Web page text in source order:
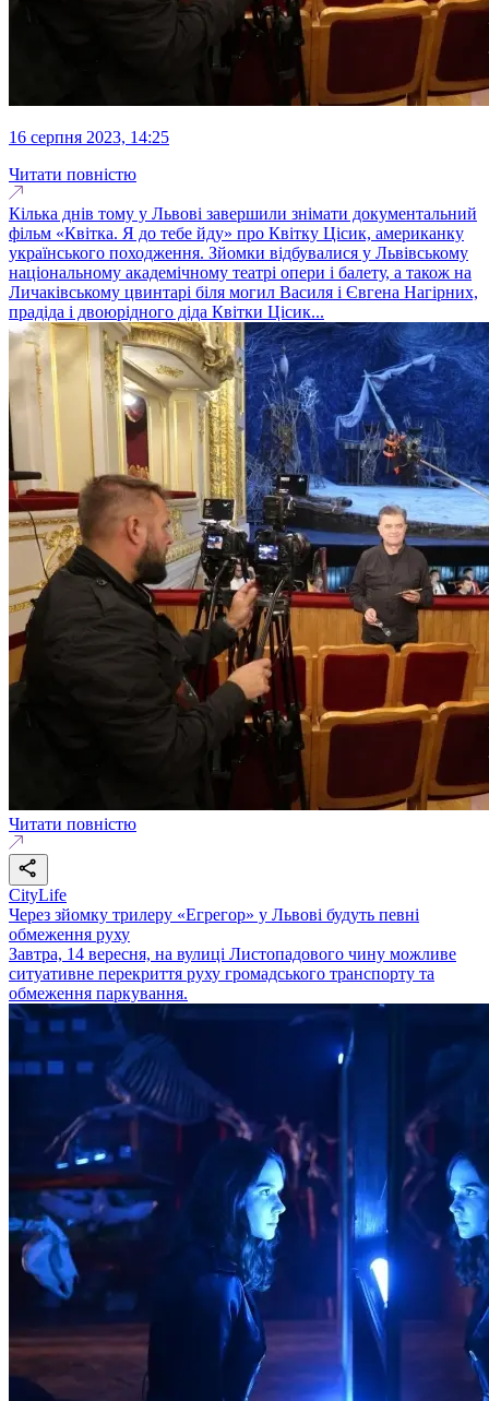
16 серпня 2023, 14:25
Читати повністю
Кілька днів тому у Львові завершили знімати документальний
фільм «Квітка. Я до тебе йду» про Квітку Цісик, американку
українського походження. Зйомки відбувалися у Львівському
національному академічному театрі опери і балету, а також на
Личаківському цвинтарі біля могил Василя і Євгена Нагірних,
прадіда і двоюрідного діда Квітки Цісик...
Читати повністю
CityLife
Через зйомку трилеру «Егрегор» у Львові будуть певні
обмеження руху
Завтра, 14 вересня, на вулиці Листопадового чину можливе
ситуативне перекриття руху громадського транспорту та
обмеження паркування.